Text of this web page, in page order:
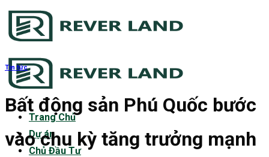
Bỏ
qua
dung
Trang Chủ
Dự án
Chủ Đầu Tư
Tin tức
Bất động sản Phú Quốc bước
vào chu kỳ tăng trưởng mạnh